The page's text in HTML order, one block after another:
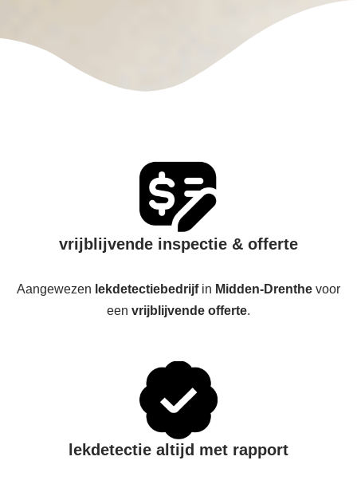
vrijblijvende inspectie & offerte
Aangewezen lekdetectiebedrijfin Midden-Drenthe voor
een vrijblijvende offerte.
lekdetectie altijd met rapport